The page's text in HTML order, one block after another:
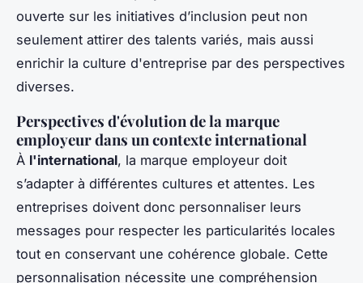
ouverte sur les initiatives d’inclusion peut non
seulement attirer des talents variés, mais aussi
enrichir la culture d'entreprise par des perspectives
diverses.
Perspectives d'évolution de la marque
employeur dans un contexte international
À l'international, la marque employeur doit
s’adapter à différentes cultures et attentes. Les
entreprises doivent donc personnaliser leurs
messages pour respecter les particularités locales
tout en conservant une cohérence globale. Cette
personnalisation nécessite une compréhension